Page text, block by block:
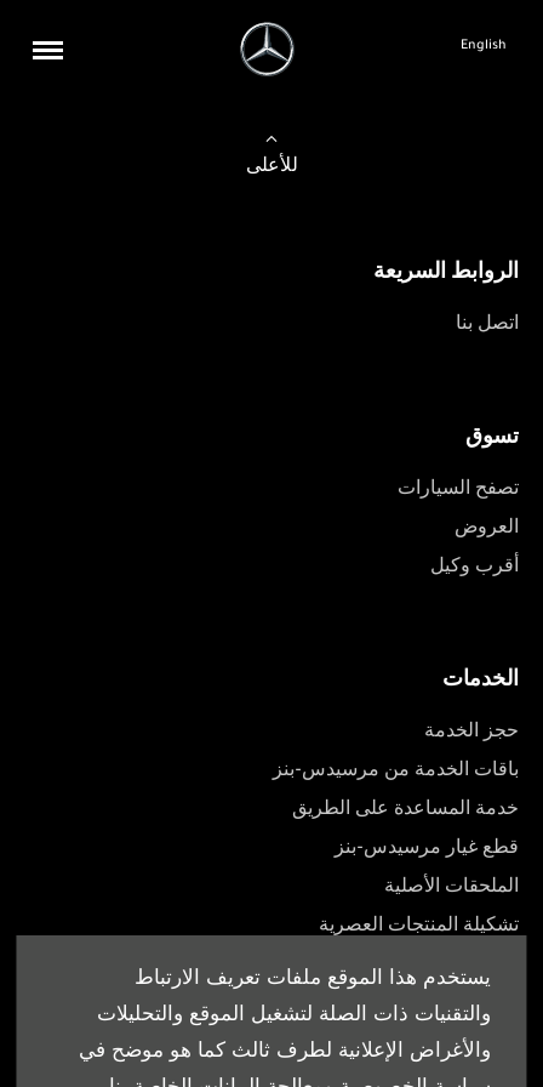
يستخدم هذا الموقع ملفات تعريف الارتباط
والتقنيات ذات الصلة لتشغيل الموقع والتحليلات
والأغراض الإعلانية لطرف ثالث كما هو موضح في
English
للأعلى
الروابط السريعة
اتصل بنا
تسوق
تصفح السيارات
العروض
أقرب وكيل
الخدمات
حجز الخدمة
باقات الخدمة من مرسيدس-بنز
خدمة المساعدة على الطريق
قطع غيار مرسيدس-بنز
الملحقات الأصلية
تشكيلة المنتجات العصرية